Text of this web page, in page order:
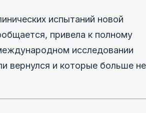
испытаний новой
привела к полному
исследовании
вернулся и которые больше не